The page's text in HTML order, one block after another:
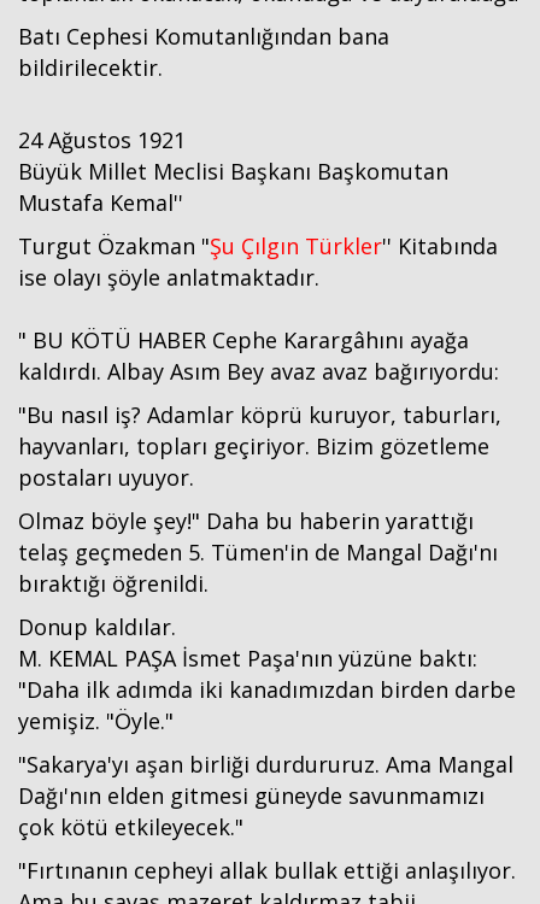
Batı Cephesi Komutanlığından bana
bildirilecektir.
24 Ağustos 1921
Büyük Millet Meclisi Başkanı Başkomutan
Mustafa Kemal''
Turgut Özakman "Şu Çılgın Türkler'' Kitabında
ise olayı şöyle anlatmaktadır.
" BU KÖTÜ HABER Cephe Karargâhını ayağa
kaldırdı. Albay Asım Bey avaz avaz bağırıyordu:
"Bu nasıl iş? Adamlar köprü kuruyor, taburları,
hayvanları, topları geçiriyor. Bizim gözetleme
postaları uyuyor.
Olmaz böyle şey!" Daha bu haberin yarattığı
telaş geçmeden 5. Tümen'in de Mangal Dağı'nı
bıraktığı öğrenildi.
Donup kaldılar.
M. KEMAL PAŞA İsmet Paşa'nın yüzüne baktı:
"Daha ilk adımda iki kanadımızdan birden darbe
yemişiz. "Öyle."
"Sakarya'yı aşan birliği durdururuz. Ama Mangal
Dağı'nın elden gitmesi güneyde savunmamızı
çok kötü etkileyecek."
"Fırtınanın cepheyi allak bullak ettiği anlaşılıyor.